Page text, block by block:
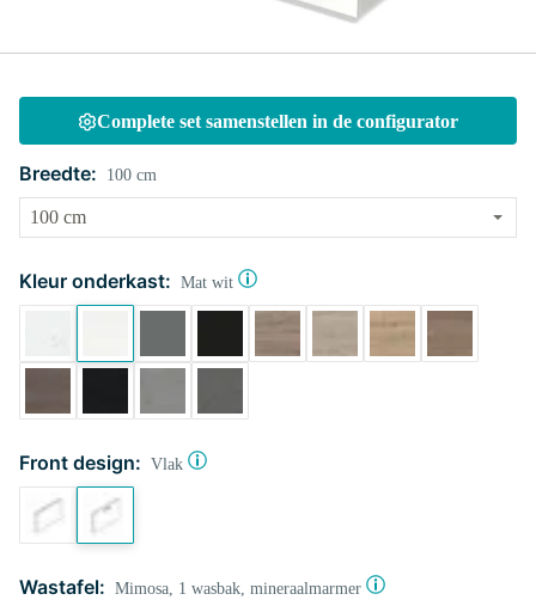
Complete set samenstellen in de configurator
Breedte: 100 cm
Kleur onderkast: Mat wit
Front design: Vlak
Wastafel: Mimosa, 1 wasbak, mineraalmarmer